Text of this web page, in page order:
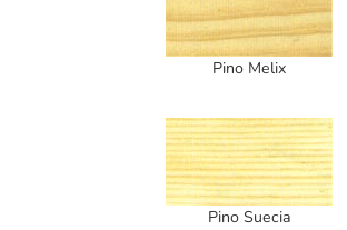
Pino Melix
Pino Suecia